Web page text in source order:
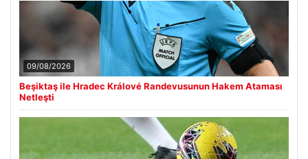
09/08/2026
Beşiktaş ile Hradec Králové Randevusunun Hakem Ataması
Netleşti